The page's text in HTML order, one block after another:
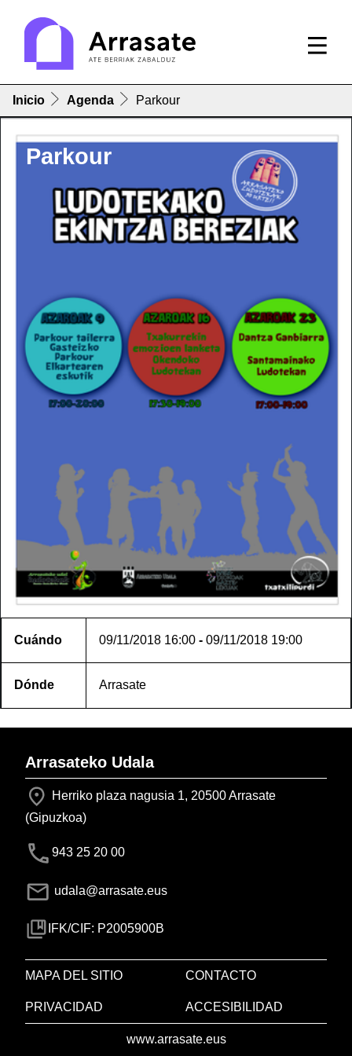
Inicio Agenda Parkour
Parkour
Cuándo 09/11/2018 16:00 - 09/11/2018 19:00
Dónde Arrasate
Arrasateko Udala
Herriko plaza nagusia 1, 20500 Arrasate
(Gipuzkoa)
943 25 20 00
udala@arrasate.eus
IFK/CIF: P2005900B
MAPA DEL SITIO CONTACTO
PRIVACIDAD ACCESIBILIDAD
www.arrasate.eus